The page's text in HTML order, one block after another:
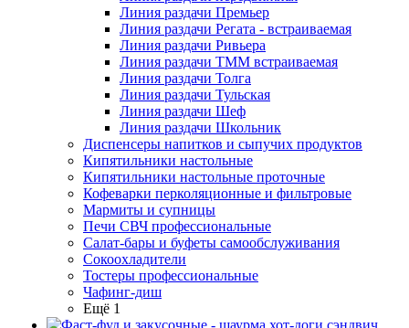
Линия раздачи Премьер
Линия раздачи Регата - встраиваемая
Линия раздачи Ривьера
Линия раздачи ТММ встраиваемая
Линия раздачи Толга
Линия раздачи Тульская
Линия раздачи Шеф
Линия раздачи Школьник
Диспенсеры напитков и сыпучих продуктов
Кипятильники настольные
Кипятильники настольные проточные
Кофеварки перколяционные и фильтровые
Мармиты и супницы
Печи СВЧ профессиональные
Салат-бары и буфеты самообслуживания
Сокоохладители
Тостеры профессиональные
Чафинг-диш
Ещё 1